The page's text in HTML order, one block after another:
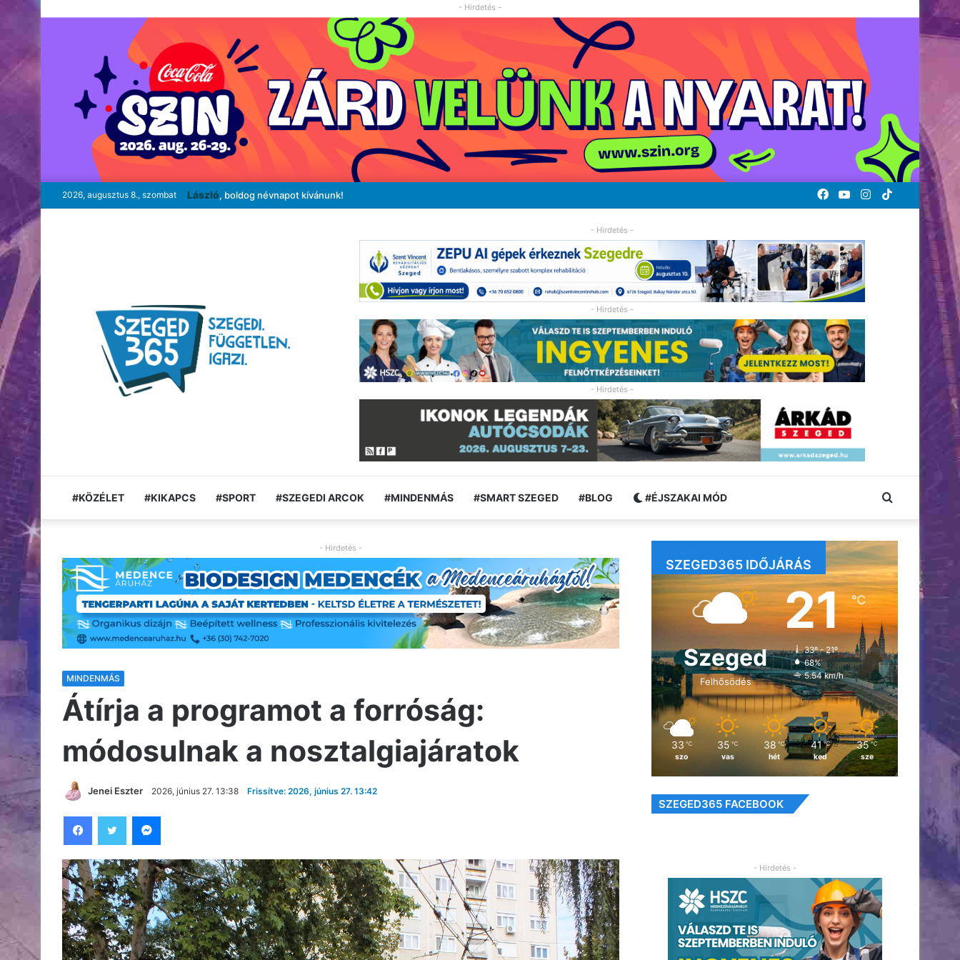
- Hirdetés -
2026, augusztus 8., szombat László, boldog névnapot kívánunk! TikTok
Instagram
YouTube
Facebook
- Hirdetés -
- Hirdetés -
- Hirdetés -
#KÖZÉLET #KIKAPCS #SPORT #SZEGEDI ARCOK #MINDENMÁS #SMART SZEGED #BLOG #ÉJSZAKAI MÓD Keresés:
- Hirdetés -
MINDENMÁS
Átírja a programot a forróság:
módosulnak a nosztalgiajáratok
Jenei Eszter 2026, június 27. 13:38 Frissítve: 2026, június 27. 13:42
SZEGED365 IDŐJÁRÁS
Szeged
Felhősödés
21℃
33º - 21º
68%
5.54 km/h
33 ℃
szo
35 ℃
vas
38 ℃
hét
41 ℃
ked
35 ℃
sze
SZEGED365 FACEBOOK
- Hirdetés -